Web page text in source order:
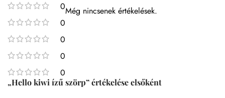
0
0
0
0
0
Még nincsenek értékelések.
„Hello kiwi ízű szörp” értékelése elsőként